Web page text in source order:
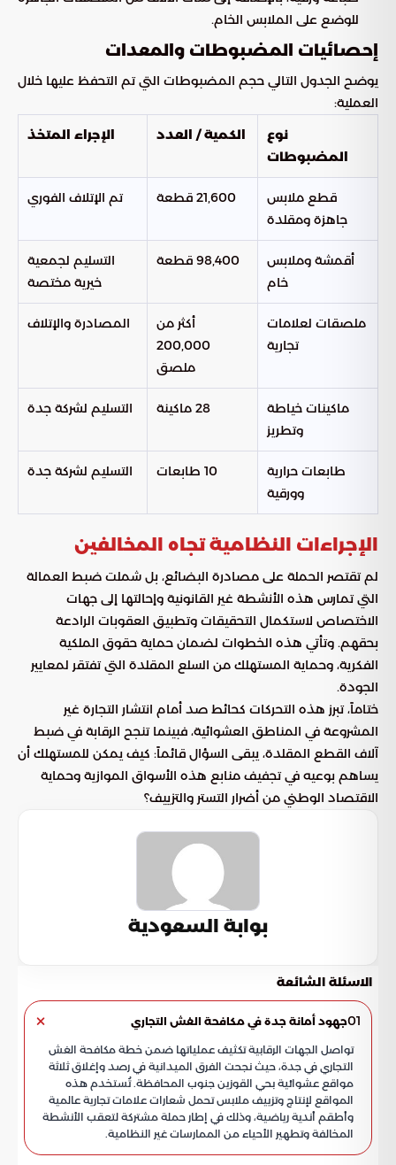
للوضع على الملابس الخام.
إحصائيات المضبوطات والمعدات
يوضح الجدول التالي حجم المضبوطات التي تم التحفظ عليها خلال
العملية:
نوع
المضبوطات
الكمية / العدد الإجراء المتخذ
قطع ملابس
جاهزة ومقلدة
21,600 قطعة تم الإتلاف الفوري
أقمشة وملابس
خام
98,400 قطعة
التسليم لجمعية
خيرية مختصة
ملصقات لعلامات
تجارية
أكثر من
200,000
ملصق
المصادرة والإتلاف
ماكينات خياطة
وتطريز
28 ماكينة التسليم لشركة جدة
طابعات حرارية
وورقية
10 طابعات التسليم لشركة جدة
الإجراءات النظامية تجاه المخالفين
لم تقتصر الحملة على مصادرة البضائع، بل شملت ضبط العمالة
التي تمارس هذه الأنشطة غير القانونية وإحالتها إلى جهات
الاختصاص لاستكمال التحقيقات وتطبيق العقوبات الرادعة
بحقهم. وتأتي هذه الخطوات لضمان حماية حقوق الملكية
الفكرية، وحماية المستهلك من السلع المقلدة التي تفتقر لمعايير
الجودة.
ختاماً، تبرز هذه التحركات كحائط صد أمام انتشار التجارة غير
المشروعة في المناطق العشوائية، فبينما تنجح الرقابة في ضبط
آلاف القطع المقلدة، يبقى السؤال قائماً: كيف يمكن للمستهلك أن
يساهم بوعيه في تجفيف منابع هذه الأسواق الموازية وحماية
الاقتصاد الوطني من أضرار التستر والتزييف؟
بوابة السعودية
الاسئلة الشائعة
01جهود أمانة جدة في مكافحة الغش التجاري
تواصل الجهات الرقابية تكثيف عملياتها ضمن خطة مكافحة الغش
التجاري في جدة، حيث نجحت الفرق الميدانية في رصد وإغلاق ثلاثة
مواقع عشوائية بحي القوزين جنوب المحافظة. تُستخدم هذه
المواقع لإنتاج وتزييف ملابس تحمل شعارات علامات تجارية عالمية
وأطقم أندية رياضية، وذلك في إطار حملة مشتركة لتعقب الأنشطة
المخالفة وتطهير الأحياء من الممارسات غير النظامية.